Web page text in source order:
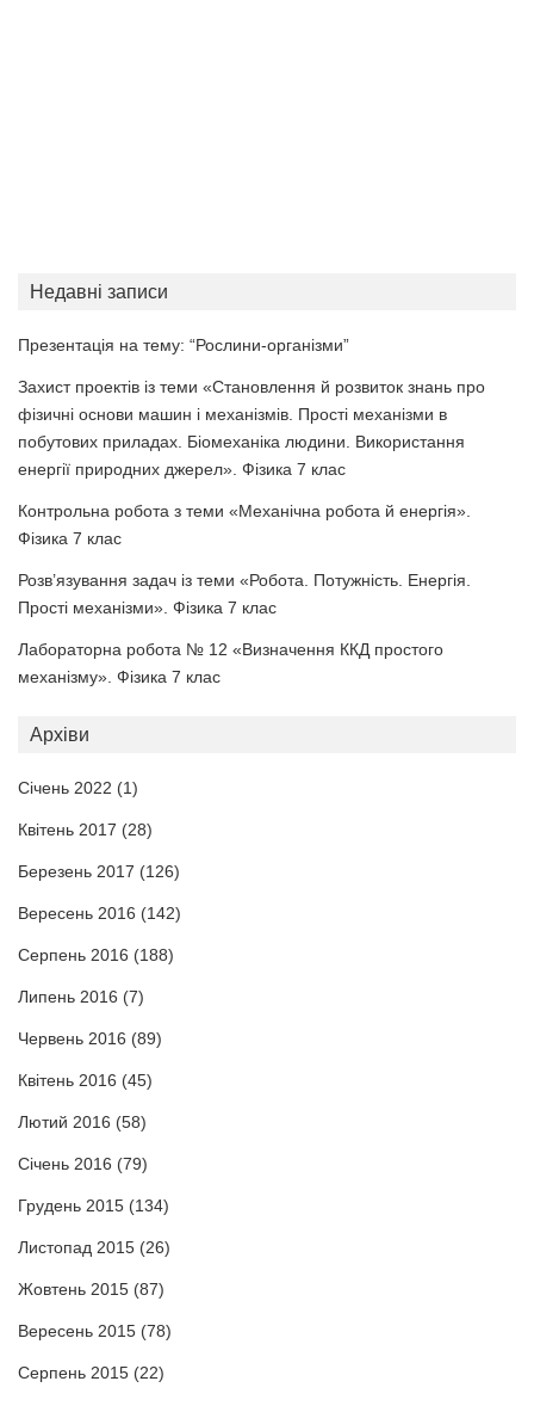
Недавні записи
Презентація на тему: “Рослини-організми”
Захист проектів із теми «Становлення й розвиток знань про
фізичні основи машин і механізмів. Прості механізми в
побутових приладах. Біомеханіка людини. Використання
енергії природних джерел». Фізика 7 клас
Контрольна робота з теми «Механічна робота й енергія».
Фізика 7 клас
Розв’язування задач із теми «Робота. Потужність. Енергія.
Прості механізми». Фізика 7 клас
Лабораторна робота № 12 «Визначення ККД простого
механізму». Фізика 7 клас
Архіви
Січень 2022 (1)
Квітень 2017 (28)
Березень 2017 (126)
Вересень 2016 (142)
Серпень 2016 (188)
Липень 2016 (7)
Червень 2016 (89)
Квітень 2016 (45)
Лютий 2016 (58)
Січень 2016 (79)
Грудень 2015 (134)
Листопад 2015 (26)
Жовтень 2015 (87)
Вересень 2015 (78)
Серпень 2015 (22)